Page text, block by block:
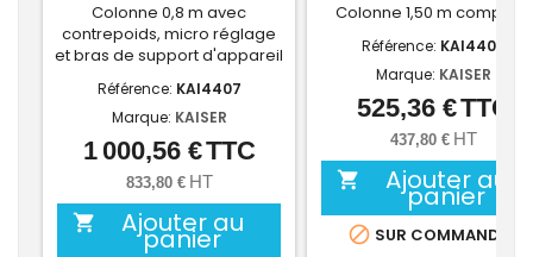
Colonne 0,8 m avec
contrepoids, micro réglage
et bras de support d'appareil
Référence: KAI4407
Marque: KAISER
Prix
1 000,56 €TTC
833,80 € HT
 Ajouter au
panier
Colonne 1,50 m complète
Référence: KAI4409
Marque: KAISER
Prix
525,36 €TTC
437,80 € HT
 Ajouter au
panier
 SUR COMMANDE